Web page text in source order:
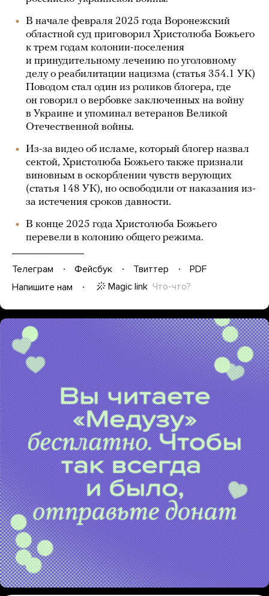
В начале февраля 2025 года Воронежский
областной суд приговорил Христолюба Божьего
к трем годам колонии-поселения
и принудительному лечению по уголовному
делу о реабилитации нацизма (статья 354.1 УК)
Поводом стал один из роликов блогера, где
он говорил о вербовке заключенных на войну
в Украине и упоминал ветеранов Великой
Отечественной войны.
Из-за видео об исламе, который блогер назвал
сектой, Христолюба Божьего также признали
виновным в оскорблении чувств верующих
(статья 148 УК), но освободили от наказания из-
за истечения сроков давности.
В конце 2025 года Христолюба Божьего
перевели в колонию общего режима.
Телеграм Фейсбук Твиттер
PDF
Напишите нам
Magic link Что-что?